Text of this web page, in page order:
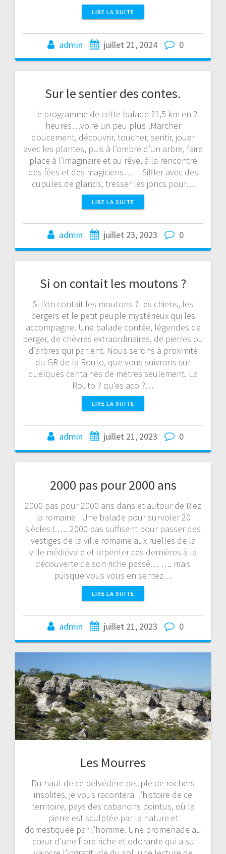
LIRE LA SUITE
admin juillet 21, 2024 0
Sur le sentier des contes.
Le programme de cette balade ?1,5 km en 2
heures…voire un peu plus !Marcher
doucement, découvrir, toucher, sentir, jouer
avec les plantes, puis à l’ombre d’un arbre, faire
place à l’imaginaire et au rêve, à la rencontre
des fées et des magiciens… Siffler avec des
cupules de glands, tresser les joncs pour…
LIRE LA SUITE
admin juillet 23, 2023 0
Si on contait les moutons ?
Si l’on contait les moutons ? les chiens, les
bergers et le petit peuple mystérieux qui les
accompagne. Une balade contée, légendes de
berger, de chèvres extraordinaires, de pierres ou
d’arbres qui parlent. Nous serons à proximité
du GR de la Routo, que vous suivrons sur
quelques centaines de mètres seulement. La
Routo ? qu’es aco ?…
LIRE LA SUITE
admin juillet 21, 2023 0
2000 pas pour 2000 ans
2000 pas pour 2000 ans dans et autour de Riez
la romaine Une balade pour survoler 20
siècles !.…. 2000 pas suffisent pour passer des
vestiges de la ville romaine aux ruelles de la
ville médiévale et arpenter ces dernières à la
découverte de son riche passé… …. mais
puisque vous vous en sentez…
LIRE LA SUITE
admin juillet 21, 2023 0
Les Mourres
Du haut de ce belvédère peuplé de rochers
insolites, je vous raconterai l’histoire de ce
territoire, pays des cabanons pointus, où la
pierre est sculptée par la nature et
domestiquée par l’homme. Une promenade au
cœur d’une flore riche et odorante qui a su